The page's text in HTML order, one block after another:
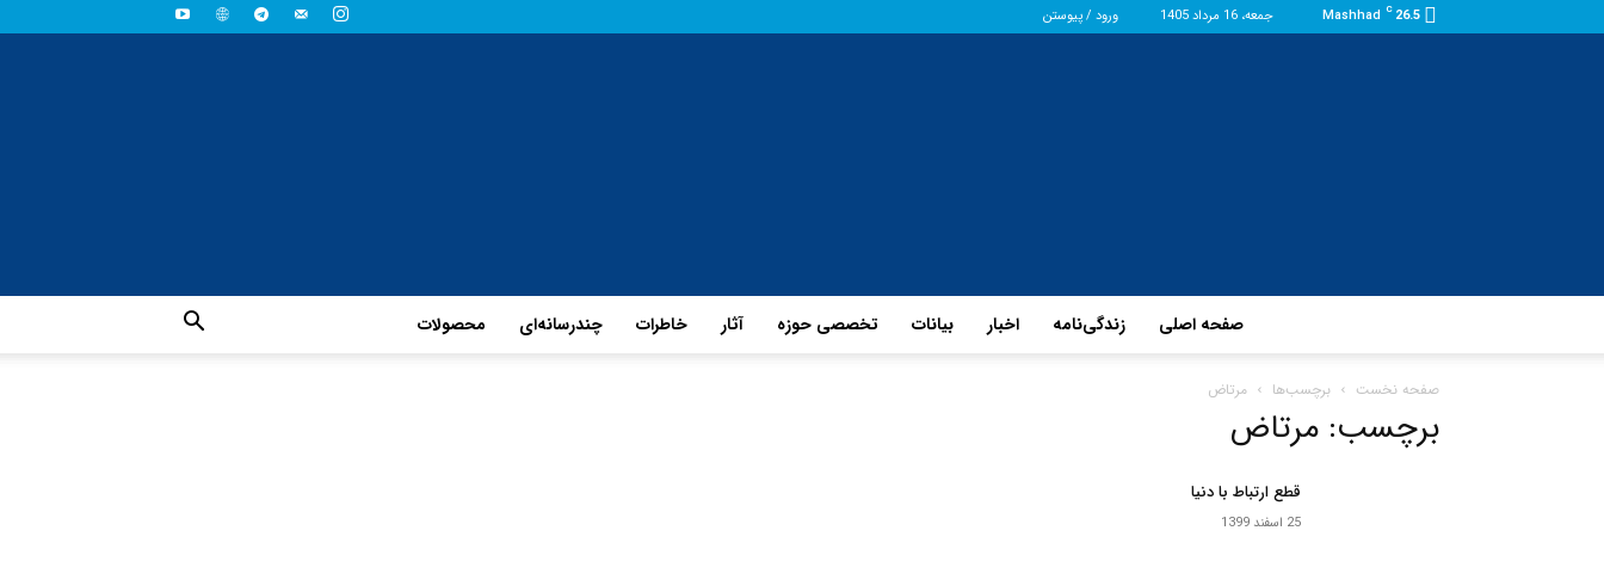
26.5
C
Mashhad جمعه، 16 مرداد 1405 ورود / پیوستن
صفحه اصلی زندگی‌نامه اخبار بیانات تخصصی حوزه آثار خاطرات چند‌رسانه‌ای محصولات
صفحه نخست برچسب‌ها مرتاض
برچسب: مرتاض
قطع ارتباط با دنیا
25 اسفند 1399